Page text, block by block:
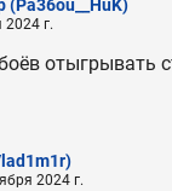
(Pa36ou__HuK)
2024 г.
отыгрывать
2024 г.